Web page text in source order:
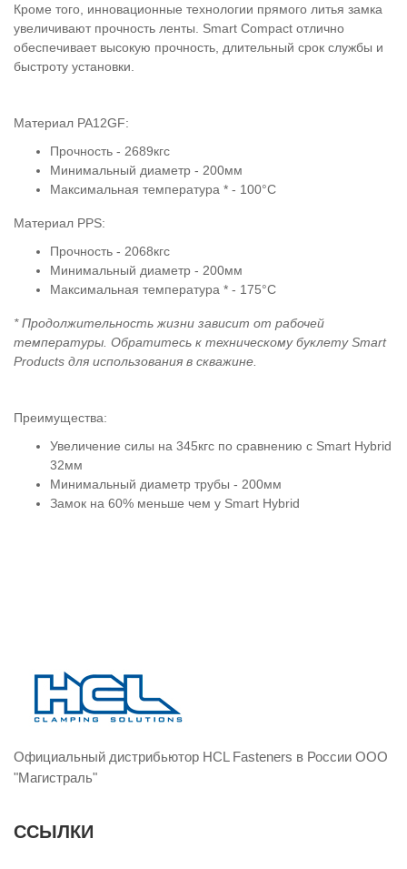
Кроме того, инновационные технологии прямого литья замка
увеличивают прочность ленты. Smart Compact отлично
обеспечивает высокую прочность, длительный срок службы и
быстроту установки.
Материал PA12GF:
Прочность - 2689кгс
Минимальный диаметр - 200мм
Максимальная температура * - 100°C
Материал PPS:
Прочность - 2068кгс
Минимальный диаметр - 200мм
Максимальная температура * - 175°C
* Продолжительность жизни зависит от рабочей
температуры. Обратитесь к техническому буклету Smart
Products для использования в скважине.
Преимущества:
Увеличение силы на 345кгс по сравнению с Smart Hybrid
32мм
Минимальный диаметр трубы - 200мм
Замок на 60% меньше чем у Smart Hybrid
Официальный дистрибьютор HCL Fasteners в России ООО
"Магистраль"
ССЫЛКИ